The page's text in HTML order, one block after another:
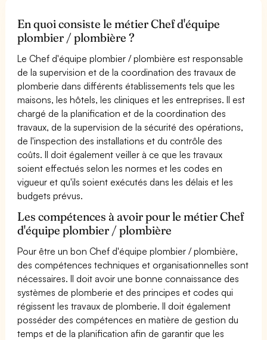
En quoi consiste le métier Chef d'équipe
plombier / plombière ?
Le Chef d'équipe plombier / plombière est responsable
de la supervision et de la coordination des travaux de
plomberie dans différents établissements tels que les
maisons, les hôtels, les cliniques et les entreprises. Il est
chargé de la planification et de la coordination des
travaux, de la supervision de la sécurité des opérations,
de l'inspection des installations et du contrôle des
coûts. Il doit également veiller à ce que les travaux
soient effectués selon les normes et les codes en
vigueur et qu'ils soient exécutés dans les délais et les
budgets prévus.
Les compétences à avoir pour le métier Chef
d'équipe plombier / plombière
Pour être un bon Chef d'équipe plombier / plombière,
des compétences techniques et organisationnelles sont
nécessaires. Il doit avoir une bonne connaissance des
systèmes de plomberie et des principes et codes qui
régissent les travaux de plomberie. Il doit également
posséder des compétences en matière de gestion du
temps et de la planification afin de garantir que les